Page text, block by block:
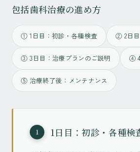
包括歯科治療の進め方
① 1日目：初診・各種検査 ② 2日
③ 3日目：治療プランのご説明 ④
⑤ 治療終了後：メンテナンス
1 1日目：初診・各種検